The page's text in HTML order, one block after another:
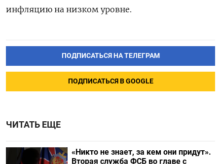
инфляцию на низком уровне.
ПОДПИСАТЬСЯ НА ТЕЛЕГРАМ
ПОДПИСАТЬСЯ В GOOGLE
ЧИТАТЬ ЕЩЕ
«Никто не знает, за кем они придут».
Вторая служба ФСБ во главе с